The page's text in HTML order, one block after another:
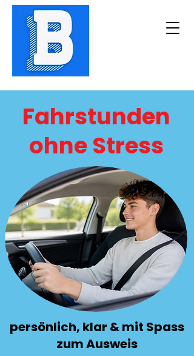
Fahrstunden
ohne Stress
persönlich, klar & mit Spass
zum Ausweis